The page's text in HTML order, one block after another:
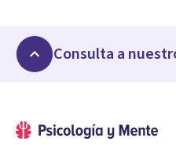
Consulta a